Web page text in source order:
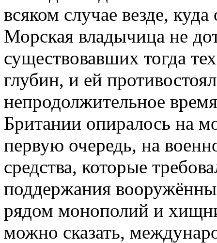
всяком случае везде,
Морская владычица не
существовавших тогда
глубин, и ей
непродолжительное
Британии опиралось на
первую очередь, на
средства, которые
поддержания
рядом монополий и
можно сказать,